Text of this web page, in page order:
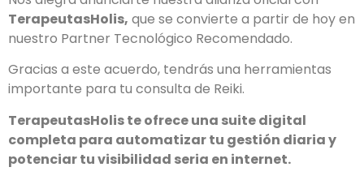
TerapeutasHolis, que se convierte a partir de hoy en
nuestro Partner Tecnológico Recomendado.
Gracias a este acuerdo, tendrás una herramientas
importante para tu consulta de Reiki.
TerapeutasHolis te ofrece una suite digital
completa para automatizar tu gestión diaria y
potenciar tu visibilidad seria en internet.